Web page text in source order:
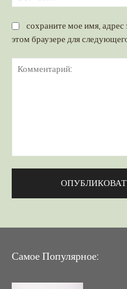
сохраните мое имя, адрес
этом браузере для
Самое Популярное: